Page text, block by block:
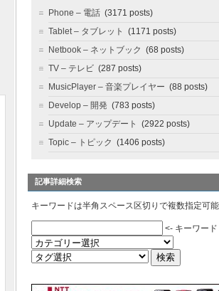
Phone – 電話 (3171 posts)
Tablet – タブレット
(1171 posts)
Netbook – ネットブック (68 posts)
TV – テレビ (287 posts)
MusicPlayer – 音楽プレイヤー (88 posts)
Develop – 開発 (783 posts)
Update – アップデート
(2922 posts)
Topic – トピック (1406 posts)
記事詳細検索
キーワードは半角スペース区切りで複数指定可能
<- キーワード